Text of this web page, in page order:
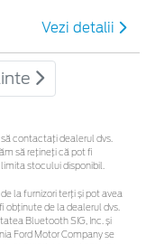
Vezi detalii
contactaţi dealerul dvs.
să rețineți că pot fi
stocului disponibil.
la furnizori terți și pot avea
obținute de la dealerul dvs.
Bluetooth SIG, Inc. și
Ford Motor Company se